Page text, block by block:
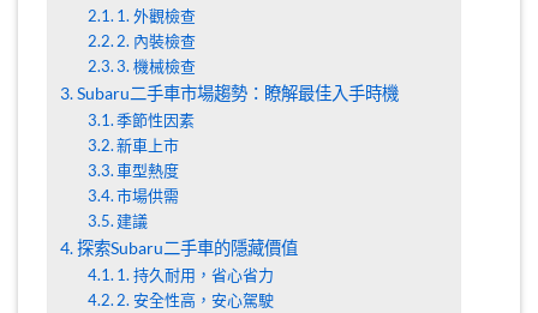
1. 外觀檢查
2. 內裝檢查
3. 機械檢查
Subaru二手車市場趨勢：瞭解最佳入手時機
季節性因素
新車上市
車型熱度
市場供需
建議
探索Subaru二手車的隱藏價值
1. 持久耐用，省心省力
2. 安全性高，安心駕駛